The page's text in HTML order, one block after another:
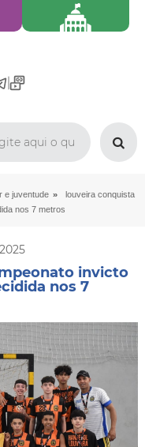
e juventude »
louveira conquista
nos 7 metros
invicto
nos 7